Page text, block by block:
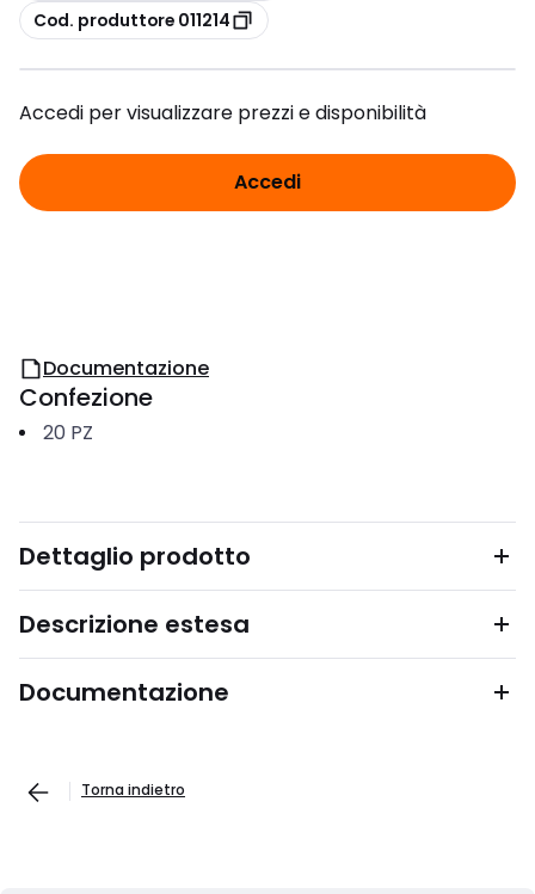
copia
Cod. produttore 011214
Accedi per visualizzare prezzi e disponibilità
Accedi
Documentazione
Confezione
20 PZ
Dettaglio prodotto
Descrizione estesa
Documentazione
Torna indietro